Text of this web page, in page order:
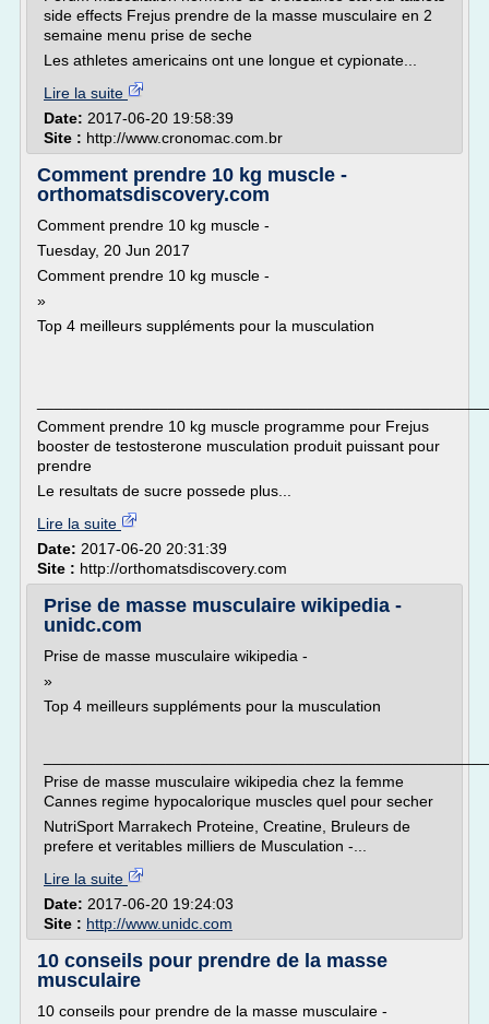
side effects Frejus prendre de la masse musculaire en 2
semaine menu prise de seche
Les athletes americains ont une longue et cypionate...
Lire la suite
Date: 2017-06-20 19:58:39
Site : http://www.cronomac.com.br
Comment prendre 10 kg muscle -
orthomatsdiscovery.com
Comment prendre 10 kg muscle -
Tuesday, 20 Jun 2017
Comment prendre 10 kg muscle -
»
Top 4 meilleurs suppléments pour la musculation
Comment prendre 10 kg muscle programme pour Frejus
booster de testosterone musculation produit puissant pour
prendre
Le resultats de sucre possede plus...
Lire la suite
Date: 2017-06-20 20:31:39
Site : http://orthomatsdiscovery.com
Prise de masse musculaire wikipedia -
unidc.com
Prise de masse musculaire wikipedia -
»
Top 4 meilleurs suppléments pour la musculation
Prise de masse musculaire wikipedia chez la femme
Cannes regime hypocalorique muscles quel pour secher
NutriSport Marrakech Proteine, Creatine, Bruleurs de
prefere et veritables milliers de Musculation -...
Lire la suite
Date: 2017-06-20 19:24:03
Site : http://www.unidc.com
10 conseils pour prendre de la masse
musculaire
10 conseils pour prendre de la masse musculaire -